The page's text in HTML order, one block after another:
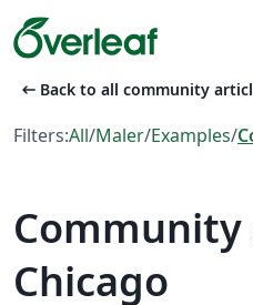
arrow_left_alt Back to all community
Filters:All/Maler/Examples/
Chicago